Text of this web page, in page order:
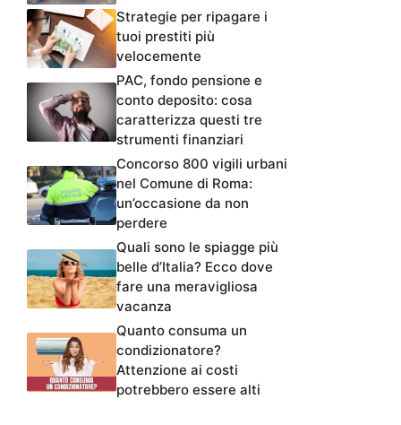
Strategie per ripagare i
tuoi prestiti più
velocemente
PAC, fondo pensione e
conto deposito: cosa
caratterizza questi tre
strumenti finanziari
Concorso 800 vigili urbani
nel Comune di Roma:
un’occasione da non
perdere
Quali sono le spiagge più
belle d’Italia? Ecco dove
fare una meravigliosa
vacanza
Quanto consuma un
condizionatore?
Attenzione ai costi
potrebbero essere alti